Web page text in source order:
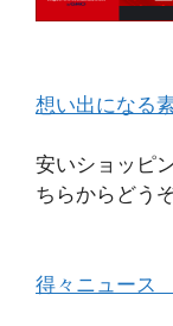
想い出になる
安いショッピ
ちらからどう
得々ニュース